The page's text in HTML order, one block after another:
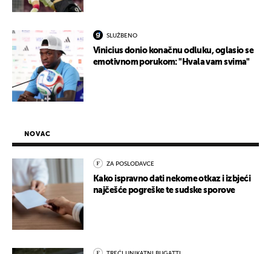
SLUŽBENO
Vinicius donio konačnu odluku, oglasio se
emotivnom porukom: "Hvala vam svima"
NOVAC
ZA POSLODAVCE
Kako ispravno dati nekome otkaz i izbjeći
najčešće pogreške te sudske sporove